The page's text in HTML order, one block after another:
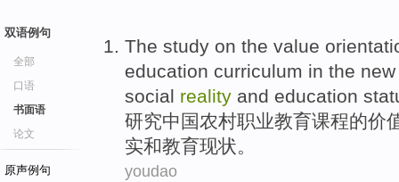
双语例句
全部
口语
书面语
论文
原声例句
The study on the value
education curriculum in the
social reality and education
研究中国农村职业教育课程的价
实和教育现状。
youdao